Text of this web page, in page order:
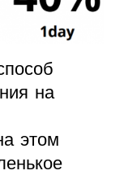
на
этом